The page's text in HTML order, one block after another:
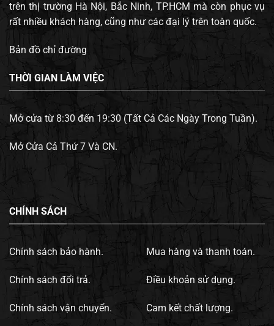
trên thị trường Hà Nội, Bắc Ninh, TP.HCM mà còn phục vụ
rất nhiều khách hàng, cũng như các đại lý trên toàn quốc.
Bản đồ chỉ đường
THỜI GIAN LÀM VIỆC
Mở cửa từ 8:30 đến 19:30 (Tất Cả Các Ngày Trong Tuần).
Mở Cửa Cả Thứ 7 Và CN.
CHÍNH SÁCH
Chính sách bảo hành.
Chính sách đổi trả.
Chính sách vận chuyển.
Mua hàng và thanh toán.
Điều khoản sử dụng.
Cam kết chất lượng.